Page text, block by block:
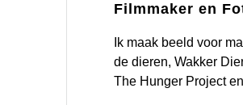
Filmmaker en
Ik maak beeld voor
de dieren, Wakker
The Hunger Project